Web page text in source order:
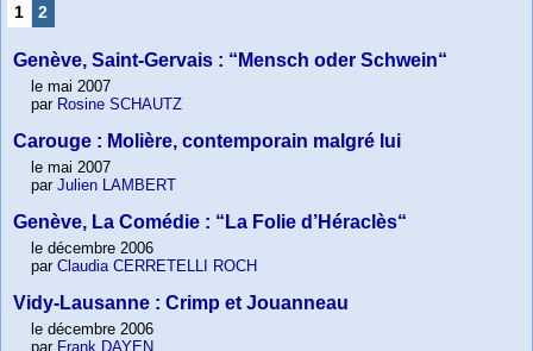
1 2
Genève, Saint-Gervais : “Mensch oder Schwein“
le mai 2007
par Rosine SCHAUTZ
Carouge : Molière, contemporain malgré lui
le mai 2007
par Julien LAMBERT
Genève, La Comédie : “La Folie d’Héraclès“
le décembre 2006
par Claudia CERRETELLI ROCH
Vidy-Lausanne : Crimp et Jouanneau
le décembre 2006
par Frank DAYEN